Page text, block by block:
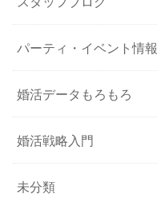
パーティ・イベント情報
婚活データもろもろ
婚活戦略入門
未分類